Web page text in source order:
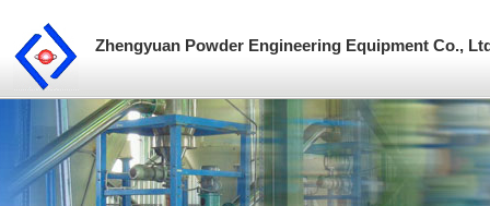
Zhengyuan Powder Engineering Equipment Co.,